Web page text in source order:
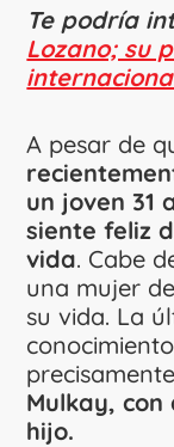
Te podría
Lozano; su
A pesar de
un joven 31
siente feliz
vida. Cabe
una mujer
su vida. La
Mulkay, con
hijo.